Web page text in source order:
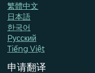
繁體中文
日本語
한국어
Pусский
Tiếng Việt
申请翻译